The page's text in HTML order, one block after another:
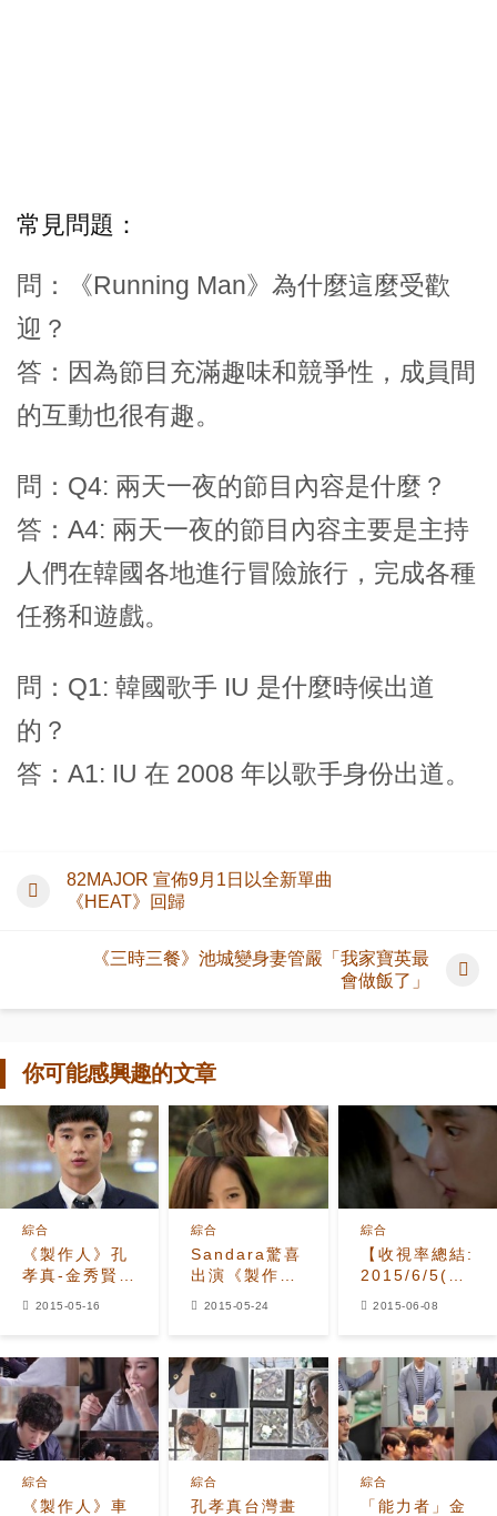
常見問題：
問：《Running Man》為什麼這麼受歡
迎？
答：因為節目充滿趣味和競爭性，成員間
的互動也很有趣。
問：Q4: 兩天一夜的節目內容是什麼？
答：A4: 兩天一夜的節目內容主要是主持
人們在韓國各地進行冒險旅行，完成各種
任務和遊戲。
問：Q1: 韓國歌手 IU 是什麼時候出道
的？
答：A1: IU 在 2008 年以歌手身份出道。
82MAJOR 宣佈9月1日以全新單曲
《HEAT》回歸
《三時三餐》池城變身妻管嚴「我家寶英最
會做飯了」
你可能感興趣的文章
《製作人》孔
孝真-金秀賢結
綜合
2015-05-16
Sandara驚喜
出演《製作
綜合
2015-05-24
【收視率總結:
2015/6/5(五
綜合
2015-06-08
《製作人》車
綜合
孔孝真台灣畫
綜合
「能力者」金
綜合